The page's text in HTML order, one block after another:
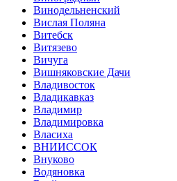
Винодельненский
Вислая Поляна
Витебск
Витязево
Вичуга
Вишняковские Дачи
Владивосток
Владикавказ
Владимир
Владимировка
Власиха
ВНИИССОК
Внуково
Водяновка